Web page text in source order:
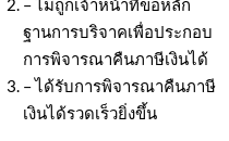
ฐานการบริจาคเพื่อประกอบ
การพิจารณาคืนภาษีเงินได้
– ได้รับการพิจารณาคืนภาษี
เงินได้รวดเร็วยิ่งขึ้น